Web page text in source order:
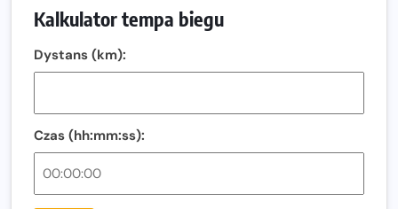
Sprawdzony przebieg i profil stworzony do szybkiego
biegania
Amazfit Balance 3: Kompleksowe narzędzie dla biegacza
i zawodnika Hyrox?
Regeneracja w bieganiu. Co warto o niej wiedzieć?
Ostatnie wolne miejsca na jubileuszowy Bieg
Kalkulator tempa biegu
Dystans (km):
Czas (hh:mm:ss):